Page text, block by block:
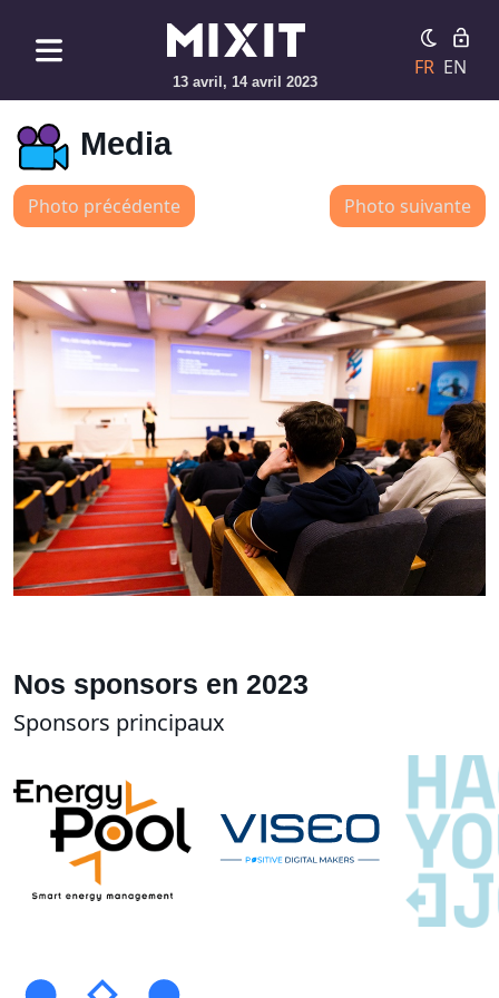
13 avril, 14 avril 2023
FR EN
Media
Photo précédente Photo suivante
Nos sponsors en 2023
Sponsors principaux